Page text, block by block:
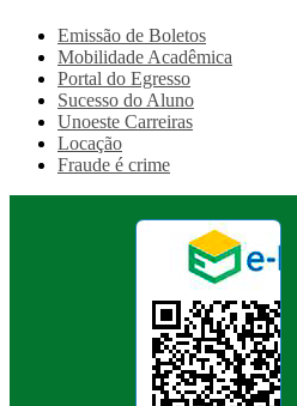
Emissão de Boletos
Mobilidade Acadêmica
Portal do Egresso
Sucesso do Aluno
Unoeste Carreiras
Locação
Fraude é crime